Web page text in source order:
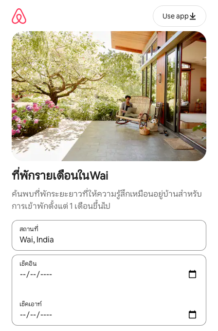
เนื้อหา
Use app
ที่พักรายเดือนในWai
ค้นพบที่พักระยะยาวที่ให้ความรู้สึกเหมือนอยู่บ้านสำหรับ
การเข้าพักตั้งแต่ 1 เดือนขึ้นไป
สถานที่
ใช้ลูกศรขึ้นลง หรือใช้การสัมผัสหรือปัด เพื่อสำรวจผลการค้นหา
เช็คอิน
เช็คเอาท์